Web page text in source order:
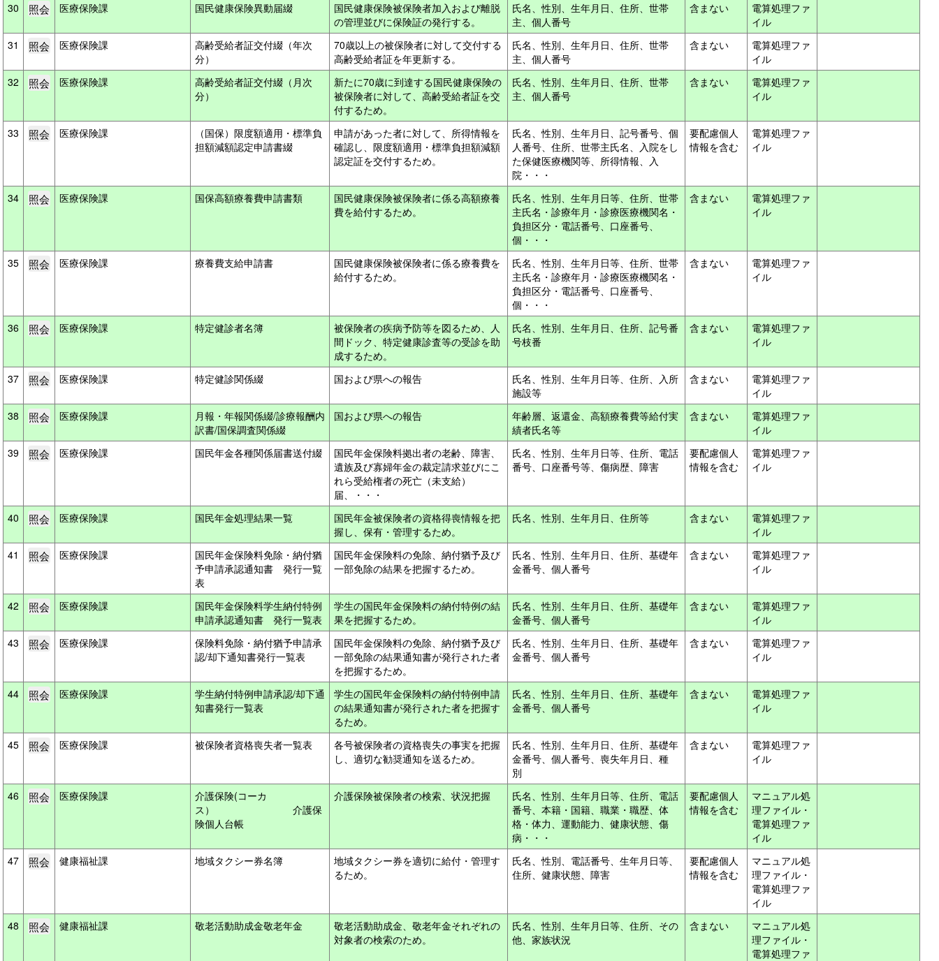
30 医療保険課 国民健康保険異動届綴
国民健康保険被保険者加入および離脱
の管理並びに保険証の発行する。
氏名、性別、生年月日、住所、世帯
主、個人番号
含まない
電算処理ファ
イル
31
医療保険課
高齢受給者証交付綴（年次
分）
70歳以上の被保険者に対して交付する
高齢受給者証を年更新する。
氏名、性別、生年月日、住所、世帯
主、個人番号
含まない
電算処理ファ
イル
32
医療保険課
高齢受給者証交付綴（月次
分）
新たに70歳に到達する国民健康保険の
被保険者に対して、高齢受給者証を交
付するため。
氏名、性別、生年月日、住所、世帯
主、個人番号
含まない
電算処理ファ
イル
33 医療保険課
（国保）限度額適用・標準負
担額減額認定申請書綴
申請があった者に対して、所得情報を
確認し、限度額適用・標準負担額減額
認定証を交付するため。
氏名、性別、生年月日、記号番号、個
人番号、住所、世帯主氏名、入院をし
た保健医療機関等、所得情報、入
院・・・
要配慮個人
情報を含む
電算処理ファ
イル
34 医療保険課 国保高額療養費申請書類
国民健康保険被保険者に係る高額療養
費を給付するため。
氏名、性別、生年月日等、住所、世帯
主氏名・診療年月・診療医療機関名・
負担区分・電話番号、口座番号、
個・・・
含まない
電算処理ファ
イル
35 医療保険課 療養費支給申請書
国民健康保険被保険者に係る療養費を
給付するため。
氏名、性別、生年月日等、住所、世帯
主氏名・診療年月・診療医療機関名・
負担区分・電話番号、口座番号、
個・・・
含まない
電算処理ファ
イル
36 医療保険課 特定健診者名簿
被保険者の疾病予防等を図るため、人
間ドック、特定健康診査等の受診を助
成するため。
氏名、性別、生年月日、住所、記号番
号枝番
含まない
電算処理ファ
イル
37 医療保険課 特定健診関係綴 国および県への報告
氏名、性別、生年月日等、住所、入所
施設等
含まない
電算処理ファ
イル
38
医療保険課
月報・年報関係綴/診療報酬内
訳書/国保調査関係綴
国および県への報告
年齢層、返還金、高額療養費等給付実
績者氏名等
含まない
電算処理ファ
イル
39
医療保険課 国民年金各種関係届書送付綴
国民年金保険料拠出者の老齢、障害、
遺族及び寡婦年金の裁定請求並びにこ
れら受給権者の死亡（未支給）
届、・・・
氏名、性別、生年月日等、住所、電話
番号、口座番号等、傷病歴、障害
要配慮個人
情報を含む
電算処理ファ
イル
40 医療保険課 国民年金処理結果一覧
国民年金被保険者の資格得喪情報を把
握し、保有・管理するため。
氏名、性別、生年月日、住所等 含まない
電算処理ファ
イル
41
医療保険課
国民年金保険料免除・納付猶
予申請承認通知書 発行一覧
表
国民年金保険料の免除、納付猶予及び
一部免除の結果を把握するため。
氏名、性別、生年月日、住所、基礎年
金番号、個人番号
含まない
電算処理ファ
イル
42 医療保険課
国民年金保険料学生納付特例
申請承認通知書 発行一覧表
学生の国民年金保険料の納付特例の結
果を把握するため。
氏名、性別、生年月日、住所、基礎年
金番号、個人番号
含まない
電算処理ファ
イル
43
医療保険課
保険料免除・納付猶予申請承
認/却下通知書発行一覧表
国民年金保険料の免除、納付猶予及び
一部免除の結果通知書が発行された者
を把握するため。
氏名、性別、生年月日、住所、基礎年
金番号、個人番号
含まない
電算処理ファ
イル
44 医療保険課
学生納付特例申請承認/却下通
知書発行一覧表
学生の国民年金保険料の納付特例申請
の結果通知書が発行された者を把握す
るため。
氏名、性別、生年月日、住所、基礎年
金番号、個人番号
含まない
電算処理ファ
イル
45 医療保険課 被保険者資格喪失者一覧表
各号被保険者の資格喪失の事実を把握
し、適切な勧奨通知を送るため。
氏名、性別、生年月日、住所、基礎年
金番号、個人番号、喪失年月日、種
別
含まない
電算処理ファ
イル
46 医療保険課
介護保険(コーカ
ス） 介護保
険個人台帳
介護保険被保険者の検索、状況把握
氏名、性別、生年月日等、住所、電話
番号、本籍・国籍、職業・職歴、体
格・体力、運動能力、健康状態、傷
病・・・
要配慮個人
情報を含む
マニュアル処
理ファイル・
電算処理ファ
イル
47
健康福祉課 地域タクシー券名簿
地域タクシー券を適切に給付・管理す
るため。
氏名、性別、電話番号、生年月日等、
住所、健康状態、障害
要配慮個人
情報を含む
マニュアル処
理ファイル・
電算処理ファ
イル
48
健康福祉課 敬老活動助成金敬老年金
敬老活動助成金、敬老年金それぞれの
対象者の検索のため。
氏名、性別、生年月日等、住所、その
他、家族状況
含まない
マニュアル処
理ファイル・
電算処理ファ